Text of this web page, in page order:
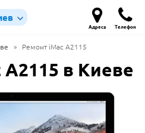
Адреса Телефон
» Ремонт iMac A2115
в Киеве